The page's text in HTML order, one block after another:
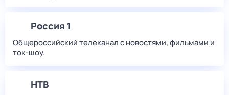
Россия 1
Общероссийский телеканал с новостями, фильмами и
ток-шоу.
НТВ